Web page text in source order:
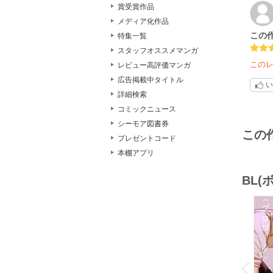
賞受賞作品
メディア化作品
特集一覧
スタッフオススメマンガ
レビュー高評価マンガ
広告掲載中タイトル
詳細検索
コミックニュース
シーモア図書券
プレゼントコード
本棚アプリ
この
この
この
BL(
P
r
e
v
i
o
u